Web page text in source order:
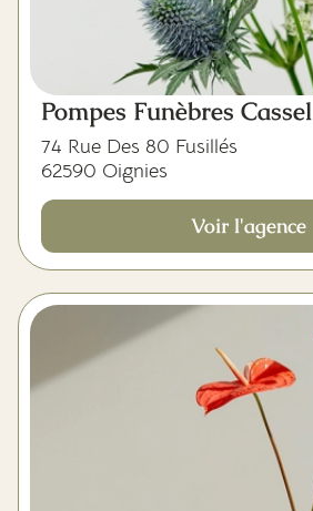
Pompes Funèbres Cassel
74 Rue Des 80 Fusillés
62590 Oignies
Voir l'agence